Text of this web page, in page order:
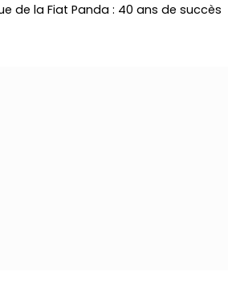
de la Fiat Panda : 40 ans de succès